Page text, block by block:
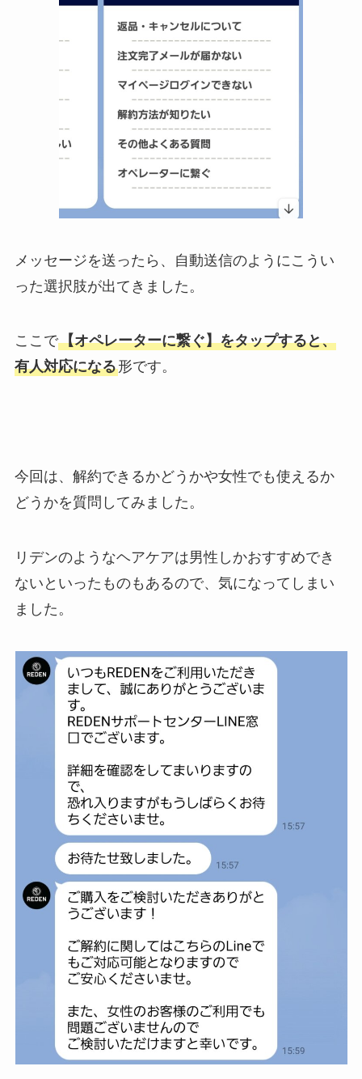
メッセージを送ったら、自動送信のようにこうい
った選択肢が出てきました。
ここで【オペレーターに繋ぐ】をタップすると、
有人対応になる形です。
今回は、解約できるかどうかや女性でも使えるか
どうかを質問してみました。
リデンのようなヘアケアは男性しかおすすめでき
ないといったものもあるので、気になってしまい
ました。